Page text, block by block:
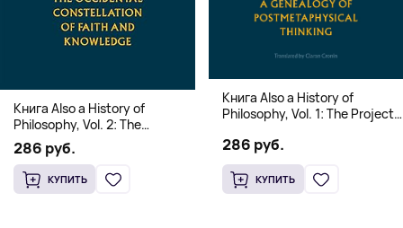
Книга Also a History of
Philosophy, Vol. 2: The
Occidental Constellation of
Faith and Knowledge
(Твердый переплет)
286 руб.
КУПИТЬ
Книга Also a History of
Philosophy, Vol. 1: The Project
Postmetaphysical Thinking
(Твердый переплет)
286 руб.
КУПИТЬ